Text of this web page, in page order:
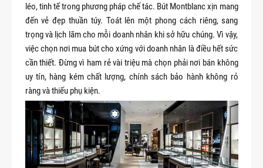
léo, tinh tế trong phương pháp chế tác. Bút Montblanc xịn mang
đến vẻ đẹp thuần túy. Toát lên một phong cách riêng, sang
trọng và lịch lãm cho mỗi doanh nhân khi sở hữu chúng. Vì vậy,
việc chọn nơi mua bút cho xứng với doanh nhân là điều hết sức
cần thiết. Đừng vì ham rẻ vài triệu mà chọn phải nơi bán không
uy tín, hàng kém chất lượng, chính sách bảo hành không rỏ
ràng và thiếu phụ kiện.